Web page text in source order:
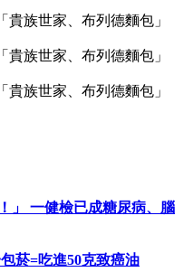
」 一健檢已成糖尿病、腦
菸=吃進50克致癌油